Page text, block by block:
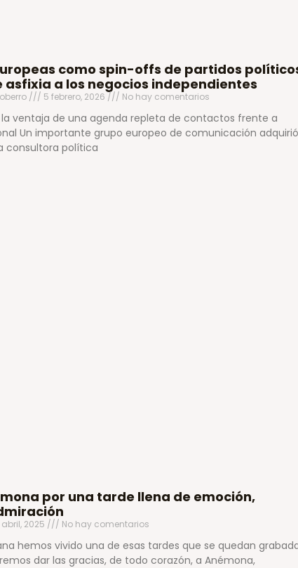
como spin-offs de partidos
asfixia a los negocios independientes
5 febrero, 2026 No hay comentarios
ventaja de una agenda repleta de contactos frente a
Un importante grupo europeo de comunicación adquirió
consultora política
por una tarde llena de emoción,
abril, 2025 No hay comentarios
hemos vivido una de esas tardes que se quedan
dar las gracias, de todo corazón, a Anémona,